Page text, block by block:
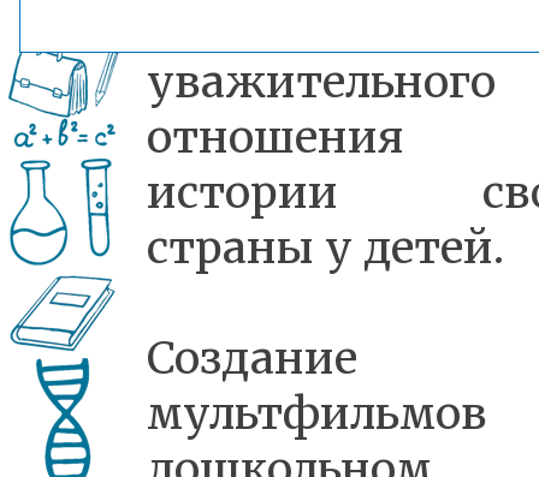
уважительного
истории
страны у детей.
Создание